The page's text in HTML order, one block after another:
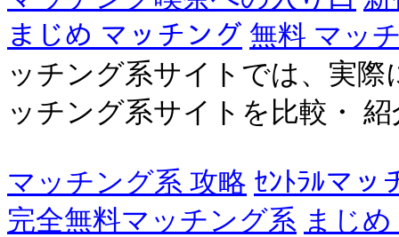
まじめ マッチング 無料 マッ
ッチング系サイトでは、実
ッチング系サイトを比較・
マッチング系 攻略 ｾﾝﾄﾗﾙマッ
完全無料マッチング系 まじ